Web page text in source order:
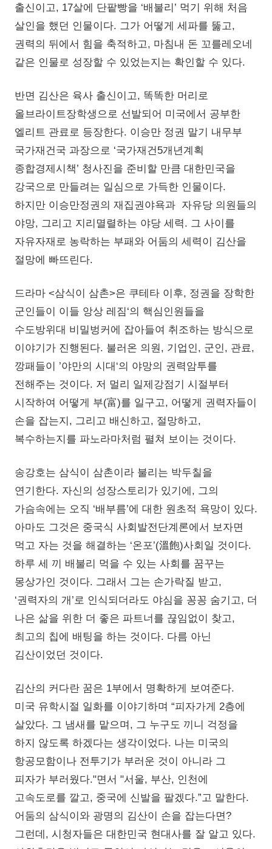
출신이고, 17살에 단팥빵을 ‘배불리’ 먹기 위해 처음
살인을 했던 인물이다. 그가 어떻게 세파를 뚫고,
권력의 뒤에서 힘을 축적하고, 마침내 돈 꼬를레오네
같은 인물로 성장할 수 있었는지는 확인할 수 있다.
반면 김산은 육사 출신이고, 똑똑한 머리로
올브라이트장학생으로 선발되어 미국에서 공부한
엘리트 관료로 등장한다. 이승만 정권 말기 내무부
국가재건국 과장으로 ‘국가재건5개년계획
종합경제시책’ 청사진을 준비할 만큼 대한민국을
강국으로 만들려는 일심으로 가득한 인물이다.
하지만 이승만정권의 재집권야욕과 자유당 의원들의
야망, 그리고 지리멸렬하는 야당 세력. 그 사이를
자유자재로 농락하는 부패와 어둠의 세력이 김산을
절망에 빠뜨린다.
드라마 <삼식이 삼촌>은 쿠테타 이후, 정권을 장학한
군인들이 이들 앙상 레짐‘의 핵심인원들을
수도방위대 비밀벙커에 잡아들여 취조하는 방식으로
이야기가 진행된다. 불러온 의원, 기업인, 군인, 관료,
깡패들이 ’야만의 시대‘의 야망의 권력암투를
전해주는 것이다. 저 멀리 일제강점기 시절부터
시작하여 어떻게 부(富)를 일구고, 어떻게 권력자들이
손을 잡는지, 그리고 배신하고, 절망하고,
복수하는지를 파노라마처럼 펼쳐 보이는 것이다.
송강호는 삼식이 삼촌이라 불리는 박두칠을
연기한다. 자신의 성장스토리가 있기에, 그의
가슴속에는 오직 ‘배부름’에 대한 원초적 욕망이 있다.
아마도 그것은 중국식 사회발전단계론에서 보자면
먹고 자는 것을 해결하는 ‘온포’(溫飽)사회일 것이다.
하루 세 끼 배불리 먹을 수 있는 사회를 꿈꾸는
몽상가인 것이다. 그래서 그는 손가락질 받고,
‘권력자의 개’로 인식되더라도 야심을 꽁꽁 숨기고, 더
나은 삶을 위한 더 좋은 파트너를 끊임없이 찾고,
최고의 칩에 배팅을 하는 것이다. 다름 아닌
김산이었던 것이다.
김산의 커다란 꿈은 1부에서 명확하게 보여준다.
미국 유학시절 일화를 이야기하며 “피자가게 2층에
살았다. 그 냄새를 맡으며, 그 누구도 끼니 걱정을
하지 않도록 하겠다는 생각이었다. 나는 미국의
항공모함이나 전투기가 부러운 것이 아니라 그
피자가 부러웠다."면서 "서울, 부산, 인천에
고속도로를 깔고, 중국에 신발을 팔겠다.”고 말한다.
어둠의 삼식이와 광명의 김산이 손을 잡는다면?
그런데, 시청자들은 대한민국 현대사를 잘 알고 있다.